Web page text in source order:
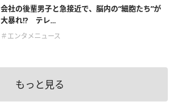
会社の後輩男子と急接近で、脳内の“細胞たち”が
大暴れ!? テレ...
＃エンタメニュース
もっと見る